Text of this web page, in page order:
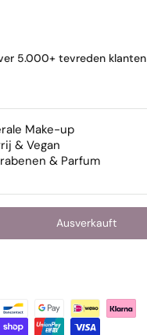
5.000+ tevreden klanten
Make-up
& Vegan
& Parfum
Ausverkauft